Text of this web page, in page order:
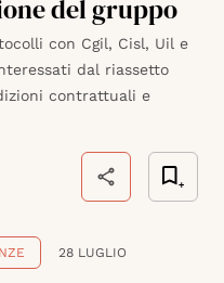
del gruppo
con Cgil, Cisl, Uil e
dal riassetto
contrattuali e
28 LUGLIO